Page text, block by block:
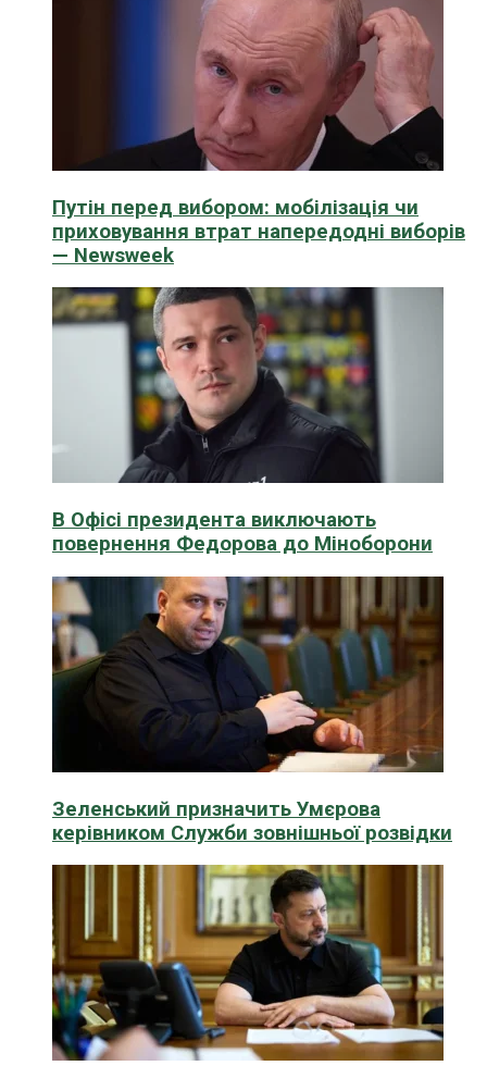
Путін перед вибором: мобілізація чи
приховування втрат напередодні виборів
— Newsweek
В Офісі президента виключають
повернення Федорова до Міноборони
Зеленський призначить Умєрова
керівником Служби зовнішньої розвідки